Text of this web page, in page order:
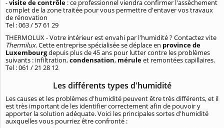
-visite de contrôle : ce professionnel viendra confirmer l'assèchement
complet de la zone traitée pour vous permettre d'entaver vos travaux
de rénovation
Tel : 063 / 57 61 29
THERMOLUX - Votre intérieur est envahi par l'humidité ? Contactez vite
Thermilux. Cette entreprise spécialisée se déplace en province de
Luxembourgdepuis plus de 45 ans pour lutter contre les problèmes
suivants : infiltration,condensation, méruleet remontées capillaires.
Tel : 061 / 21 28 12
Les différents types d'humidité
Les causes et les problèmes d'humidité peuvent être très différents, et il
est très important de les identifier correctement afin de pouvoir y
apporter la solution adéquate. Voici les principales sortes d'humidité
auxquelles vous pourriez être confronté :